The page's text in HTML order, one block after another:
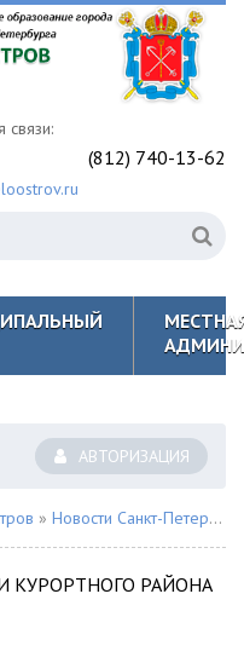
(812) 740-13-62
АВТОРИЗАЦИЯ
» Новости Санкт-Петербурга и Курортного района
КУРОРТНОГО РАЙОНА